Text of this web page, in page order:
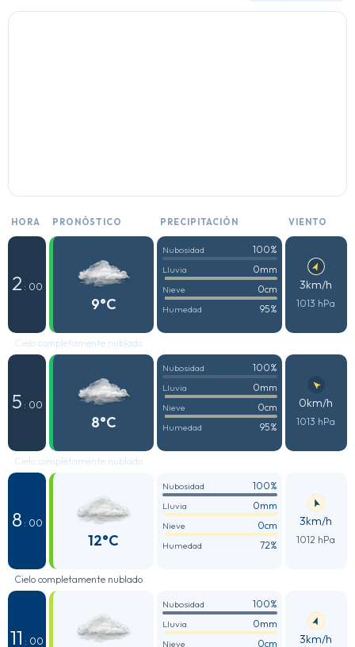
HORA PRONÓSTICO PRECIPITACIÓN VIENTO
2 : 00
9°C
Nubosidad 100%
Lluvia 0mm
Nieve 0cm
Humedad 95%
3km/h
1013 hPa
Cielo completamente nublado
5 : 00
8°C
Nubosidad 100%
Lluvia 0mm
Nieve 0cm
Humedad 95%
0km/h
1013 hPa
Cielo completamente nublado
8 : 00
12°C
Nubosidad 100%
Lluvia 0mm
Nieve 0cm
Humedad 72%
3km/h
1012 hPa
Cielo completamente nublado
11 : 00
Nubosidad 100%
Lluvia 0mm
Nieve 0cm 3km/h